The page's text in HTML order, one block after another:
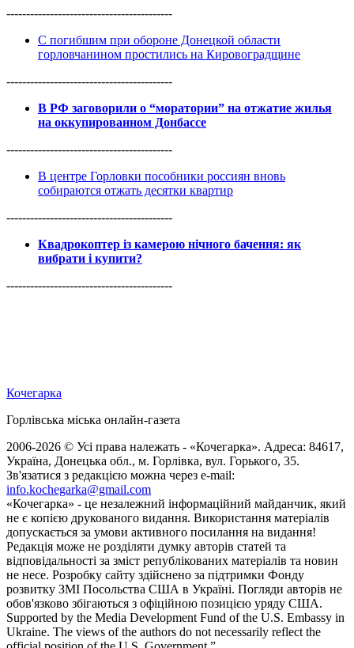
------------------------------------------
С погибшим при обороне Донецкой области
горловчанином простились на Кировоградщине
------------------------------------------
В РФ заговорили о “моратории” на отжатие жилья
на оккупированном Донбассе
------------------------------------------
В центре Горловки пособники россиян вновь
собираются отжать десятки квартир
------------------------------------------
Квадрокоптер із камерою нічного бачення: як
вибрати і купити?
------------------------------------------
Кочегарка
Горлівська міська онлайн-газета
2006-2026 © Усі права належать - «Кочегарка». Адреса: 84617,
Україна, Донецька обл., м. Горлівка, вул. Горького, 35.
Зв'язатися з редакцією можна через e-mail:
info.kochegarka@gmail.com
«Кочегарка» - це незалежний інформаційний майданчик, який
не є копією друкованого видання. Використання матеріалів
допускається за умови активного посилання на видання!
Редакція може не розділяти думку авторів статей та
відповідальності за зміст републікованих матеріалів та новин
не несе. Розробку сайту здійснено за підтримки Фонду
розвитку ЗМІ Посольства США в Україні. Погляди авторів не
обов'язково збігаються з офіційною позицією уряду США.
Supported by the Media Development Fund of the U.S. Embassy in
Ukraine. The views of the authors do not necessarily reflect the